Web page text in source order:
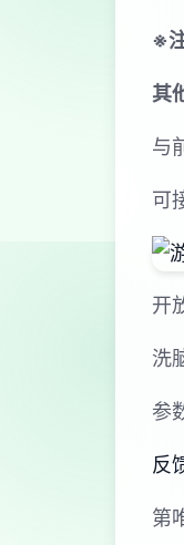
※
其
与
可
开
洗
参
反
第